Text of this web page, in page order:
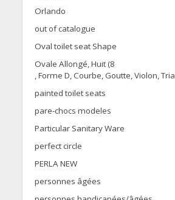
Orlando
out of catalogue
Oval toilet seat Shape
Ovale Allongé, Huit (8
, Forme D, Courbe, Goutte, Violon,
painted toilet seats
pare-chocs modeles
Particular Sanitary Ware
perfect circle
PERLA NEW
personnes âgées